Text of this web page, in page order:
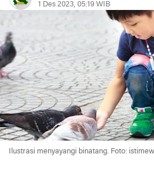
1 Des 2023, 05:19 WIB
Ilustrasi menyayangi binatang. Foto: